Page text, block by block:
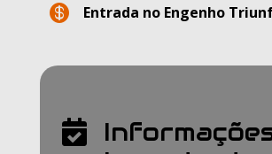
 Entrada no Engenho
